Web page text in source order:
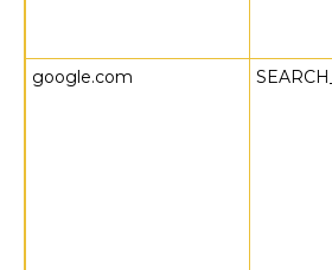
google.com